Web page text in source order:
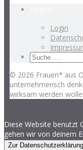
Login
© 2026 Frauen* aus
unternehmerisch
wirksam werden
Diese Website benutzt
gehen wir von deinem
Zur Datenschutzerklärung